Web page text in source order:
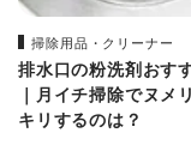
掃除用品・クリーナー
排水口の粉洗剤おす
｜月イチ掃除でヌメ
キリするのは？